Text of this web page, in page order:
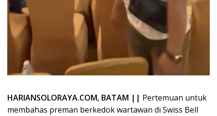
HARIANSOLORAYA.COM, BATAM || Pertemuan untuk
membahas preman berkedok wartawan di Swiss Bell